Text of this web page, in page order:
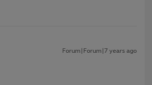
Forum|Forum|7 years ago